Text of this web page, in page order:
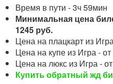
Время в пути - 3ч 59мин
Минимальная цена
1245 руб.
Цена на плацкарт из
Цена на купе из Игра -
Цена на люкс из Игра -
Купить обратный жд